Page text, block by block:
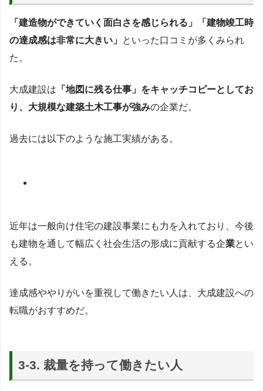
「建造物ができていく面白さを感じられる」「建物竣工時
の達成感は非常に大きい」 といった口コミが多くみられ
た。
大成建設は 「地図に残る仕事」をキャッチコピーとしてお
り、大規模な建築土木工事が強みの企業だ。
過去には以下のような施工実績がある。
近年は一般向け住宅の建設事業にも力を入れており、今後
も建物を通して幅広く社会生活の形成に貢献する企業とい
える。
達成感ややりがいを重視して働きたい人は、大成建設への
転職がおすすめだ。
3-3. 裁量を持って働きたい人